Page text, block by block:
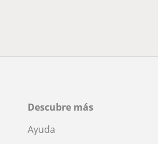
Descubre más
Ayuda